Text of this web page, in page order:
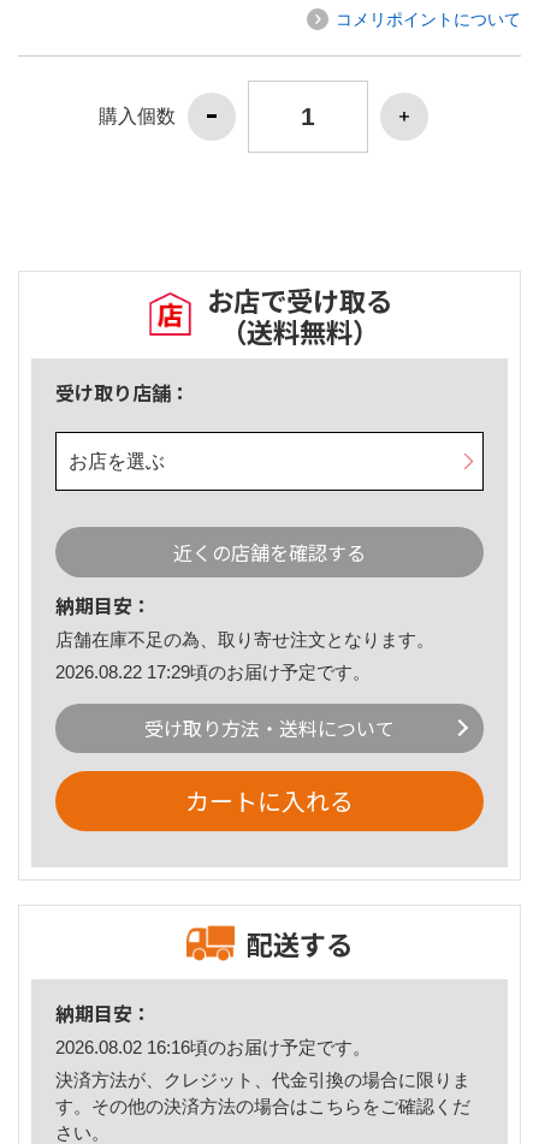
コメリポイントについて
購入個数
お店で受け取る
（送料無料）
受け取り店舗：
お店を選ぶ
近くの店舗を確認する
納期目安：
店舗在庫不足の為、取り寄せ注文となります。
2026.08.22 17:29頃のお届け予定です。
受け取り方法・送料について
カートに入れる
配送する
納期目安：
2026.08.02 16:16頃のお届け予定です。
決済方法が、クレジット、代金引換の場合に限りま
す。その他の決済方法の場合はこちら をご確認くだ
さい。